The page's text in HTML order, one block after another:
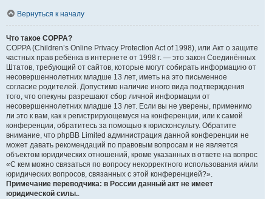
Вернуться к началу
Что такое COPPA?
COPPA (Children’s Online Privacy Protection Act of 1998), или Акт о защите
частных прав ребёнка в интернете от 1998 г. — это закон Соединённых
Штатов, требующий от сайтов, которые могут собирать информацию от
несовершеннолетних младше 13 лет, иметь на это письменное
согласие родителей. Допустимо наличие иного вида подтверждения
того, что опекуны разрешают сбор личной информации от
несовершеннолетних младше 13 лет. Если вы не уверены, применимо
ли это к вам, как к регистрирующемуся на конференции, или к самой
конференции, обратитесь за помощью к юрисконсульту. Обратите
внимание, что phpBB Limited администрация данной конференции не
может давать рекомендаций по правовым вопросам и не является
объектом юридических отношений, кроме указанных в ответе на вопрос
«С кем можно связаться по вопросу некорректного использования и/или
юридических вопросов, связанных с этой конференцией?».
Примечание переводчика: в России данный акт не имеет
юридической силы..